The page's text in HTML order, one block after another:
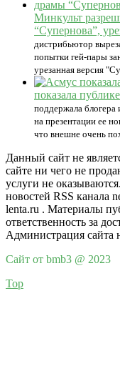
Минкульт
“Супернова”,
дистрибьютор
попытки гей-пары
урезанная версия
показала
поддержала
на презентации ее
что внешне очень
Данный сайт не
сайте ни чего не
услуги не
новостей RSS канала
lenta.ru . Материалы
ответственность за
Администрация сайта
Сайт от bmb3 @ 2023
Top